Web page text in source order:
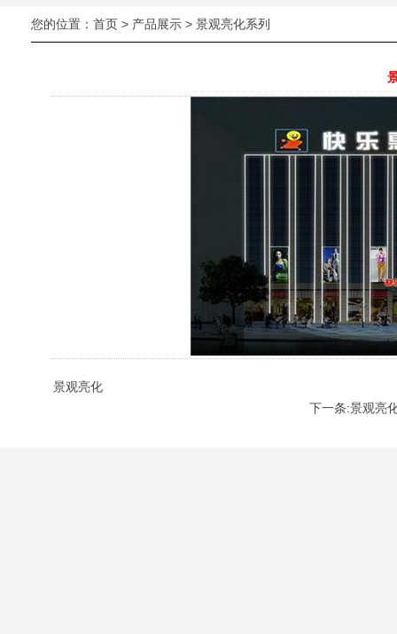
您的位置： 首页 > 产品展示 > 景观亮化系列
景观亮化
下一条:景观亮